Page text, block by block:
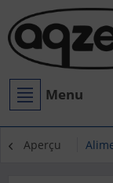
Menu
Aperçu